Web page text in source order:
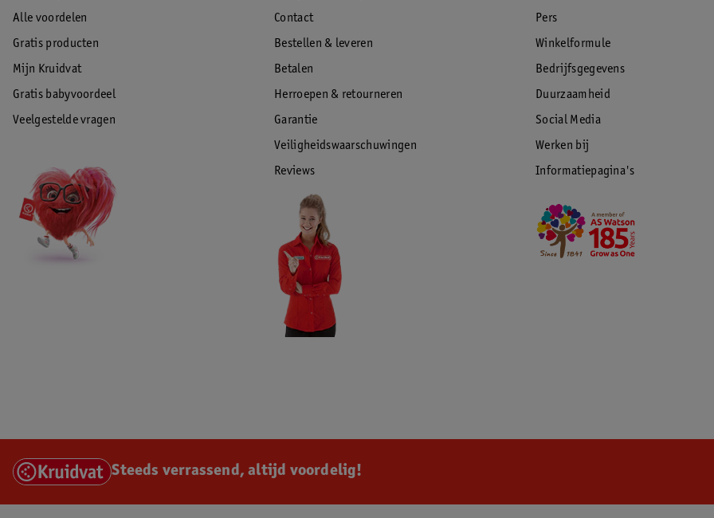
Alle voordelen
Gratis producten
Mijn Kruidvat
Gratis babyvoordeel
Veelgestelde vragen
Contact
Bestellen & leveren
Betalen
Herroepen & retourneren
Garantie
Veiligheidswaarschuwingen
Reviews
Pers
Winkelformule
Bedrijfsgegevens
Duurzaamheid
Social Media
Werken bij
Informatiepagina's
Steeds verrassend, altijd voordelig!